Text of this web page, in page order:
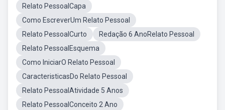
Relato PessoalCapa
Como EscreverUm Relato Pessoal
Relato PessoalCurto
Redação 6 AnoRelato Pessoal
Relato PessoalEsquema
Como IniciarO Relato Pessoal
CaracteristicasDo Relato Pessoal
Relato PessoalAtividade 5 Anos
Relato PessoalConceito 2 Ano